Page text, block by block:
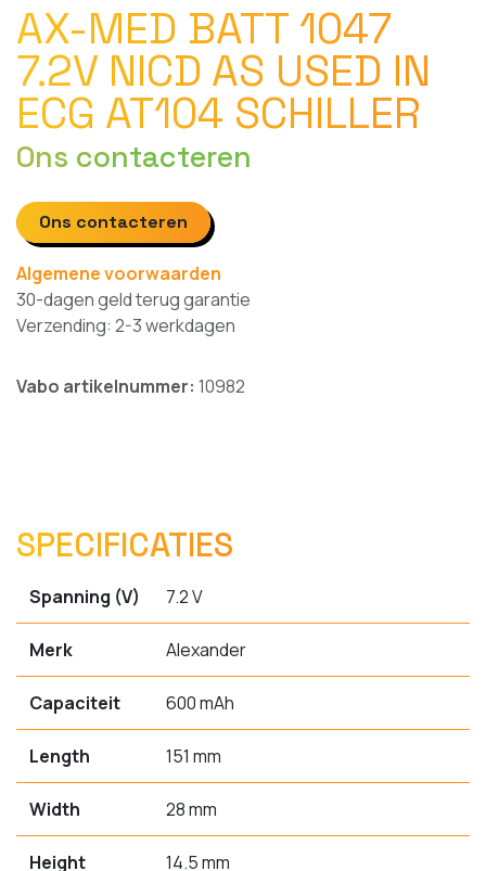
AX-MED BATT 1047
7.2V NICD AS USED IN
ECG AT104 SCHILLER
Ons contacteren
Ons contacteren
Algemene voorwaarden
30-dagen geld terug garantie
Verzending: 2-3 werkdagen
Vabo artikelnummer: 10982
SPECIFICATIES
Spanning (V) 7.2 V
Merk Alexander
Capaciteit 600 mAh
Length 151 mm
Width 28 mm
Height 14.5 mm